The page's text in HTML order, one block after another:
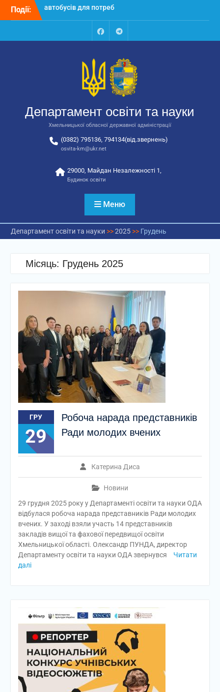
Перейти
Події:
Відбулося засідання
колегії Департаменту
освіти та науки обласної
державної адміністрації
відповідальних за
національно-патріотичне
автобусів для потреб
закладів освіти
FacebookTalegram
Департамент освіти та науки
Хмельницької обласної державної адміністрації
(0382) 795136, 794134(від.звернень)
osvita-km@ukr.net
29000, Майдан Незалежності 1,
Будинок освіти
Меню
Департамент освіти та науки >>2025>> Грудень
Місяць: Грудень 2025
ГРУ
29
Робоча нарада представників
Ради молодих вчених
Катерина Диса
Новини
29 грудня 2025 року у Департаменті освіти та науки ОДА
відбулася робоча нарада представників Ради молодих
вчених. У заході взяли участь 14 представників
закладів вищої та фахової передвищої освіти
Хмельницької області. Олександр ПУНДА, директор
Департаменту освіти та науки ОДА звернувся
Читати
далі